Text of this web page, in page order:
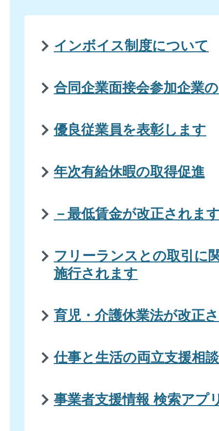
インボイス制度について
合同企業面接会参加企業
優良従業員を表彰します
年次有給休暇の取得促進
－最低賃金が改正されま
フリーランスとの取引に
施行されます
育児・介護休業法が改正
仕事と生活の両立支援相
事業者支援情報 検索アプ